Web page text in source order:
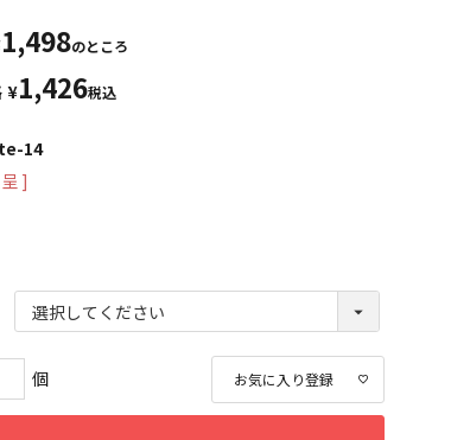
1,498のところ
¥1,426税込
14
]
お気に入り登録